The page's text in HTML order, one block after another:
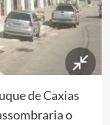
de Caxias
o